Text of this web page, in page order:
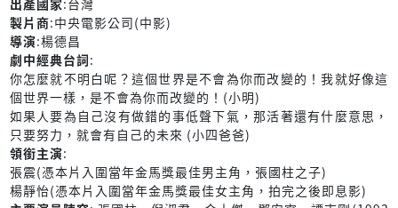
製片商:中央電影公司(中影)
導演:楊德昌
劇中經典台詞:
你怎麼就不明白呢？這個世界是不會為你而改變的！我就好像這
個世界一樣，是不會為你而改變的！(小明)
如果人要為自己沒有做錯的事低聲下氣，那活著還有什麼意思，
只要努力，就會有自己的未來 (小四爸爸)
領銜主演:
張震(憑本片入圍當年金馬獎最佳男主角，張國柱之子)
楊靜怡(憑本片入圍當年金馬獎最佳女主角，拍完之後即息影)